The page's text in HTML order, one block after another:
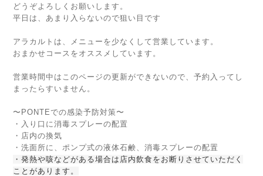
どうぞよろしくお願いします。
平日は、あまり入らないので狙い目です
アラカルトは、メニューを少なくして営業しています。
おまかせコースをオススメしています。
営業時間中はこのページの更新ができないので、予約入ってし
まったらすいません。
〜PONTEでの感染予防対策〜
・入り口に消毒スプレーの配置
・店内の換気
・洗面所に、ポンプ式の液体石鹸、消毒スプレーの配置
・発熱や咳などがある場合は店内飲食をお断りさせていただく
ことがあります。